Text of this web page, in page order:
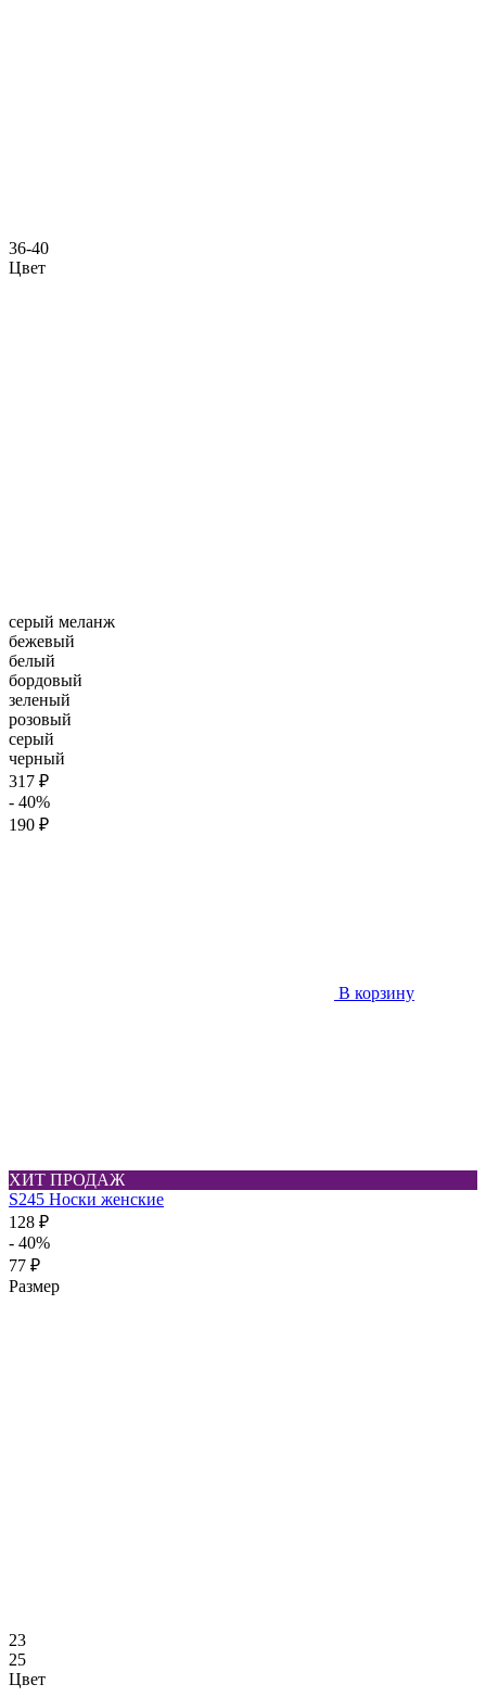
36-40
Цвет
серый меланж
бежевый
белый
бордовый
зеленый
розовый
серый
черный
317 ₽
- 40%
190 ₽
В корзину
ХИТ ПРОДАЖ
S245 Носки женские
128 ₽
- 40%
77 ₽
Размер
23
25
Цвет